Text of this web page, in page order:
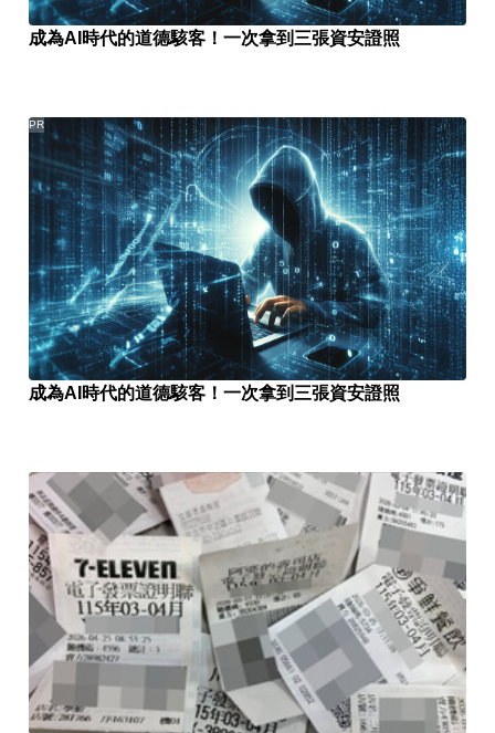
成為AI時代的道德駭客！一次拿到三張資安證照
成為AI時代的道德駭客！一次拿到三張資安證照
PR